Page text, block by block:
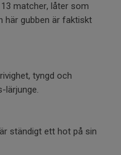
matcher, låter som
här gubben är faktiskt
tyngd och
lärjunge.
ständigt ett hot på sin